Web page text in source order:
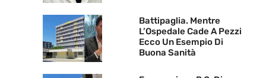
Battipaglia. Mentre
L’Ospedale Cade A Pezzi
Ecco Un Esempio Di
Buona Sanità